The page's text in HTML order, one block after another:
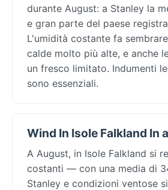
durante August: a Stanley la
e gran parte del paese
L'umidità costante fa
calde molto più alte, e anche
un fresco limitato. Indumenti
sono essenziali.
Wind In Isole Falkland In
A August, in Isole Falkland si
costanti — con una media di
Stanley e condizioni ventose